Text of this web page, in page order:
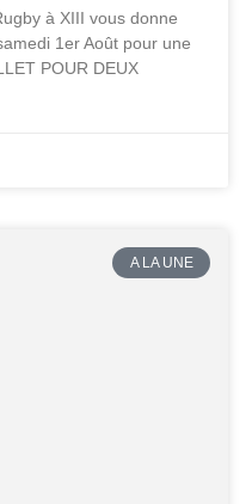
à XIII vous donne
1er Août pour une
POUR DEUX
A LA UNE